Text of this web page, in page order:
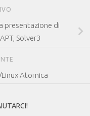
presentazione di
Solver3
Linux Atomica